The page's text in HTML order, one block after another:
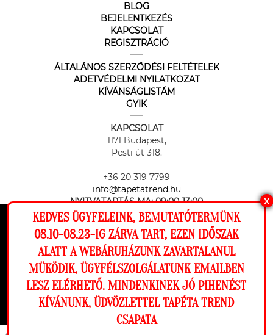
Ez a weboldal cookie-kat használ, hogy a
lehető legjobb élményt nyújtsa honlapunkon.
Beállítások
Elutasítom Engedélyezem
BLOG
BEJELENTKEZÉS
KAPCSOLAT
REGISZTRÁCIÓ
ÁLTALÁNOS SZERZŐDÉSI FELTÉTELEK
ADETVÉDELMI NYILATKOZAT
KÍVÁNSÁGLISTÁM
GYIK
KAPCSOLAT
1171 Budapest,
Pesti út 318.
+36 20 319 7799
info@tapetatrend.hu
NYITVATARTÁS MA:09:00-13:00
Az online fizetést a Barion Payment Zrt. biztosítja, MNB engedély
száma: H-EN-I-1064/2013
X
KEDVES ÜGYFELEINK, BEMUTATÓTERMÜNK
08.10-08.23-IG ZÁRVA TART, EZEN IDŐSZAK
ALATT A WEBÁRUHÁZUNK ZAVARTALANUL
MÜKÖDIK, ÜGYFÉLSZOLGÁLATUNK EMAILBEN
LESZ ELÉRHETŐ. MINDENKINEK JÓ PIHENÉST
KÍVÁNUNK, ÜDVÖZLETTEL TAPÉTA TREND
CSAPATAMegnézem a falamon